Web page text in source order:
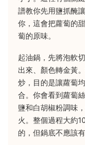
譜教你先用鹽抓醃
你，這會把蘿蔔的
蔔的原味。
起油鍋，先將泡軟
出來、顏色轉金黃
炒，目的是讓蘿蔔
合。你會看到蘿蔔
鹽和白胡椒粉調味
火。整個過程大約
的，但鍋底不應該